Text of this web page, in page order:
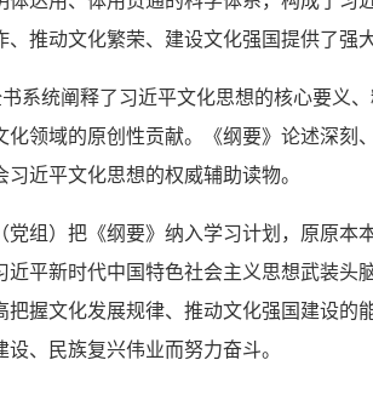
推动文化繁荣、建设文化强国提供了强
系统阐释了习近平文化思想的核心要义
领域的原创性贡献。《纲要》论述深刻
近平文化思想的权威辅助读物。
组）把《纲要》纳入学习计划，原原本
平新时代中国特色社会主义思想武装头
握文化发展规律、推动文化强国建设的
、民族复兴伟业而努力奋斗。